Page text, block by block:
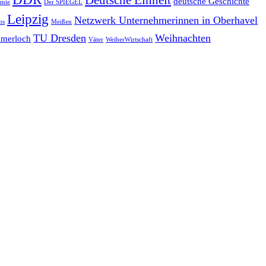
Der SPIEGEL
Leipzig Meißen Netzwerk Unternehmerinnen in Oberhavel
TU Dresden Väter WeiberWirtschaft Weihnachten